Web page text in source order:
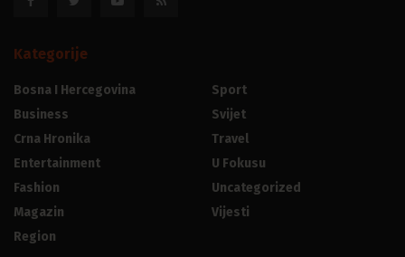
Kategorije
Bosna I Hercegovina
Business
Crna Hronika
Entertainment
Fashion
Magazin
Region
Sport
Svijet
Travel
U Fokusu
Uncategorized
Vijesti